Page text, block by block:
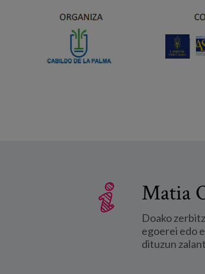
Matia
Doako
egoerei edo
dituzun